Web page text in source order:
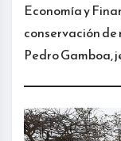
Economía y
conservación
Pedro Gamboa,